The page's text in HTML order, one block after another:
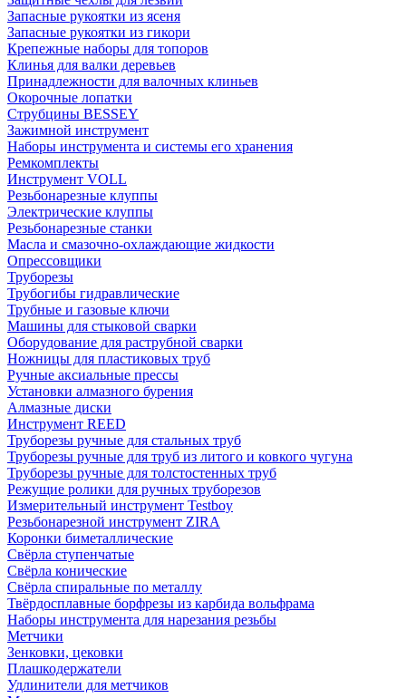
Запасные рукоятки из ясеня
Запасные рукоятки из гикори
Крепежные наборы для топоров
Клинья для валки деревьев
Принадлежности для валочных клиньев
Окорочные лопатки
Струбцины BESSEY
Зажимной инструмент
Наборы инструмента и системы его хранения
Ремкомплекты
Инструмент VOLL
Резьбонарезные клуппы
Электрические клуппы
Резьбонарезные станки
Масла и смазочно-охлаждающие жидкости
Опрессовщики
Труборезы
Трубогибы гидравлические
Трубные и газовые ключи
Машины для стыковой сварки
Оборудование для раструбной сварки
Ножницы для пластиковых труб
Ручные аксиальные прессы
Установки алмазного бурения
Алмазные диски
Инструмент REED
Труборезы ручные для стальных труб
Труборезы ручные для труб из литого и ковкого чугуна
Труборезы ручные для толстостенных труб
Режущие ролики для ручных труборезов
Измерительный инструмент Testboy
Резьбонарезной инструмент ZIRA
Коронки биметаллические
Свёрла ступенчатые
Свёрла конические
Свёрла спиральные по металлу
Твёрдосплавные борфрезы из карбида вольфрама
Наборы инструмента для нарезания резьбы
Метчики
Зенковки, цековки
Плашкодержатели
Удлинители для метчиков